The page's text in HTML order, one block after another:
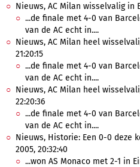
Nieuws, AC Milan wisselvalig in
...de finale met 4-0 van
van de AC echt in....
Nieuws, AC Milan heel
21:20:15
...de finale met 4-0 van
van de AC echt in....
Nieuws, AC Milan heel
22:20:36
...de finale met 4-0 van
van de AC echt in....
Nieuws, Historie: Een 0-0 deze
2005, 20:32:40
...won AS Monaco met 2-1 in